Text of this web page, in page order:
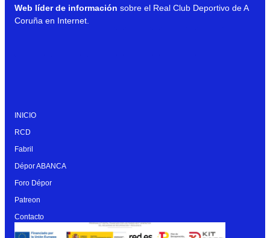
Web líder de información sobre el Real Club Deportivo de A
Coruña en Internet.
INICIO
RCD
Fabril
Dépor ABANCA
Foro Dépor
Patreon
Contacto